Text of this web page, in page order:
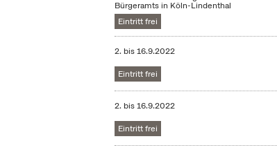
Bürgeramts in Köln-Lindenthal
Eintritt frei
2. bis16.9.2022
Eintritt frei
2. bis16.9.2022
Eintritt frei